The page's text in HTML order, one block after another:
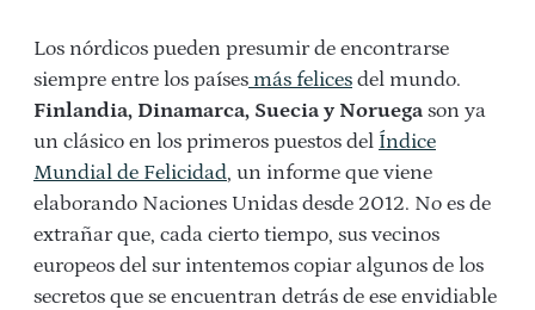
Los nórdicos pueden presumir de encontrarse
siempre entre los países más felices del mundo.
Finlandia, Dinamarca, Suecia y Noruega son ya
un clásico en los primeros puestos del Índice
Mundial de Felicidad, un informe que viene
elaborando Naciones Unidas desde 2012. No es de
extrañar que, cada cierto tiempo, sus vecinos
europeos del sur intentemos copiar algunos de los
secretos que se encuentran detrás de ese envidiable